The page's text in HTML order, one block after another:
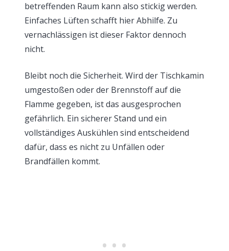
betreffenden Raum kann also stickig werden.
Einfaches Lüften schafft hier Abhilfe. Zu
vernachlässigen ist dieser Faktor dennoch
nicht.
Bleibt noch die Sicherheit. Wird der Tischkamin
umgestoßen oder der Brennstoff auf die
Flamme gegeben, ist das ausgesprochen
gefährlich. Ein sicherer Stand und ein
vollständiges Auskühlen sind entscheidend
dafür, dass es nicht zu Unfällen oder
Brandfällen kommt.